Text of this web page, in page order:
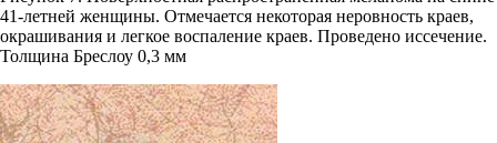
41-летней женщины. Отмечается некоторая неровность краев,
окрашивания и легкое воспаление краев. Проведено иссечение.
Толщина Бреслоу 0,3 мм